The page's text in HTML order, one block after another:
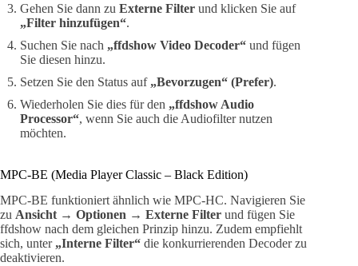
Gehen Sie dann zu Externe Filter und klicken Sie auf
„Filter hinzufügen“.
Suchen Sie nach „ffdshow Video Decoder“ und fügen
Sie diesen hinzu.
Setzen Sie den Status auf „Bevorzugen“ (Prefer).
Wiederholen Sie dies für den „ffdshow Audio
Processor“, wenn Sie auch die Audiofilter nutzen
möchten.
MPC-BE (Media Player Classic – Black Edition)
MPC-BE funktioniert ähnlich wie MPC-HC. Navigieren Sie
zu Ansicht → Optionen → Externe Filter und fügen Sie
ffdshow nach dem gleichen Prinzip hinzu. Zudem empfiehlt
sich, unter „Interne Filter“ die konkurrierenden Decoder zu
deaktivieren.